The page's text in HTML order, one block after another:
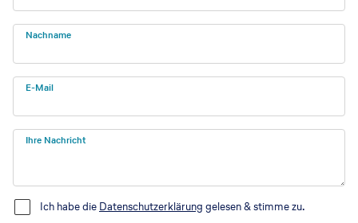
Nachname
E-Mail
Ihre Nachricht
Ich habe die Datenschutzerklärung gelesen & stimme zu.